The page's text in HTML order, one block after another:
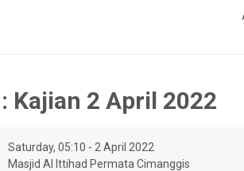
Kajian 2 April 2022
Saturday, 05:10 - 2 April 2022
Masjid Al Ittihad Permata Cimanggis